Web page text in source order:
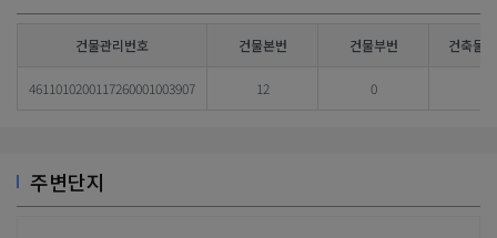
건물관리번호 건물본번 건물부번 건축물
4611010200117260001003907 12 0
주변단지